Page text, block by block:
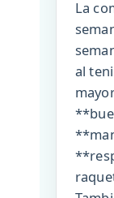
La
al